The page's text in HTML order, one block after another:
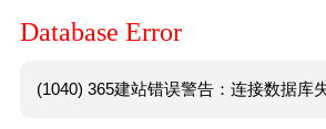
Database Error
(1040) 365建站错误警告：连接数据库